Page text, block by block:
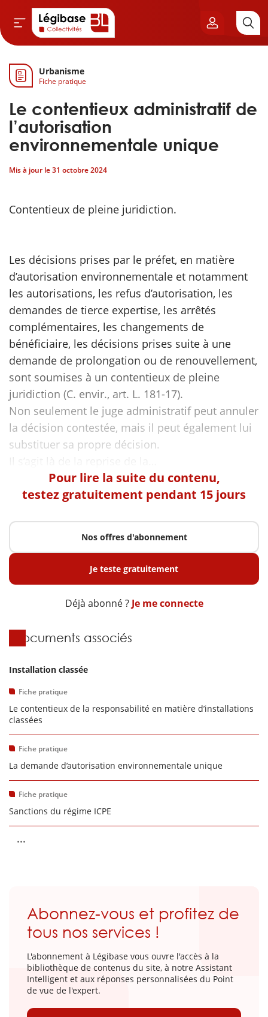
& Cimetières
& Élu local
& Finances locales
Urbanisme
Fiche pratique
Le contentieux administratif de
l’autorisation
environnementale unique
Mis à jour le31 octobre 2024
Contentieux de pleine juridiction.
Les décisions prises par le préfet, en matière
d’autorisation environnementale et notamment
les autorisations, les refus d’autorisation, les
demandes de tierce expertise, les arrêtés
complémentaires, les changements de
bénéficiaire, les décisions prises suite à une
demande de prolongation ou de renouvellement,
sont soumises à un contentieux de pleine
juridiction (C. envir., art. L. 181-17).
Non seulement le juge administratif peut annuler
la décision contestée, mais il peut également lui
substituer sa propre décision.
Pour lire la suite du contenu,
testez gratuitement pendant 15 jours
Nos offres d'abonnement
Je teste gratuitement
Déjà abonné ? Je me connecte
Documents associés
Installation classée
Fiche pratique
Le contentieux de la responsabilité en matière d’installations
classées
Fiche pratique
La demande d’autorisation environnementale unique
Fiche pratique
Sanctions du régime ICPE
...
Abonnez-vous et profitez de
tous nos services !
L'abonnement à Légibase vous ouvre l'accès à la
bibliothèque de contenus du site, à notre Assistant
Intelligent et aux réponses personnalisées du Point
de vue de l'expert.